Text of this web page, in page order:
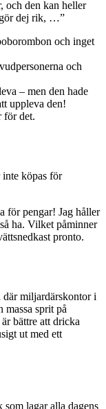
den kan heller
gör dej rik, …”
och inget
och
– men den hade
uppleva den!
för det.
köpas för
för pengar! Jag håller
ha. Vilket påminner
pronto.
där miljardärskontor i
massa sprit på
bättre att dricka
ut med ett
lagar alla dagens